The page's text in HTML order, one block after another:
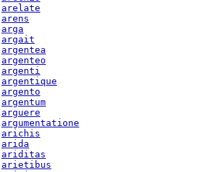
arelate
arens
arga
argait
argentea
argenteo
argenti
argentique
argento
argentum
arguere
argumentatione
arichis
arida
ariditas
arietibus